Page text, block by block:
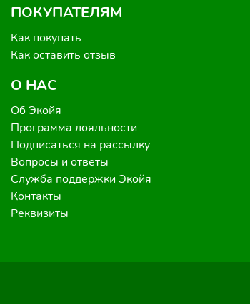
ПОКУПАТЕЛЯМ
Как покупать
Как оставить отзыв
О НАС
Об Экойя
Программа лояльности
Подписаться на рассылку
Вопросы и ответы
Служба поддержки Экойя
Контакты
Реквизиты